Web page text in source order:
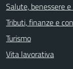
Salute, benessere
Tributi, finanze e
Turismo
Vita lavorativa